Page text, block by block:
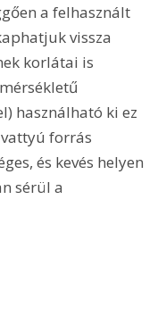
a felhasznált
vissza
korlátai is
használható ki ez
forrás
és kevés helyen
sérül a